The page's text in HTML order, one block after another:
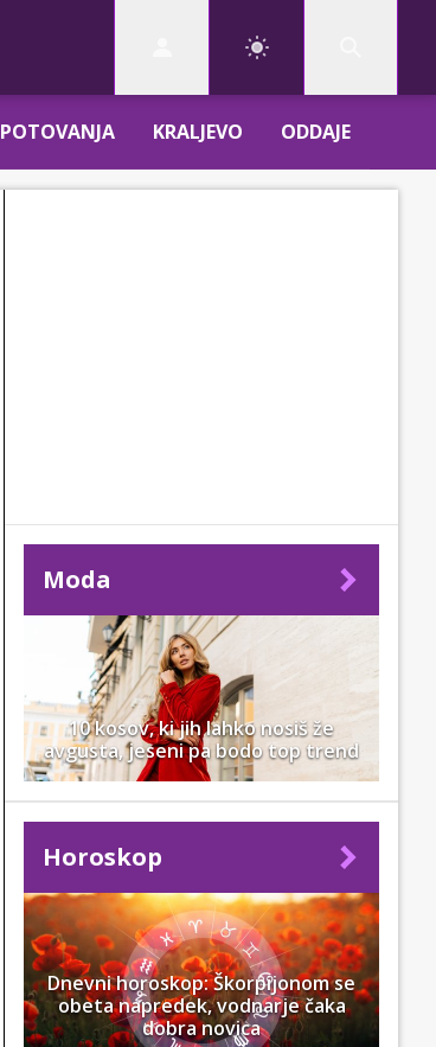
POTOVANJA KRALJEVO ODDAJE
Moda
10 kosov, ki jih lahko nosiš že
avgusta, jeseni pa bodo top trend
Horoskop
Dnevni horoskop: Škorpijonom se
obeta napredek, vodnarje čaka
dobra novica